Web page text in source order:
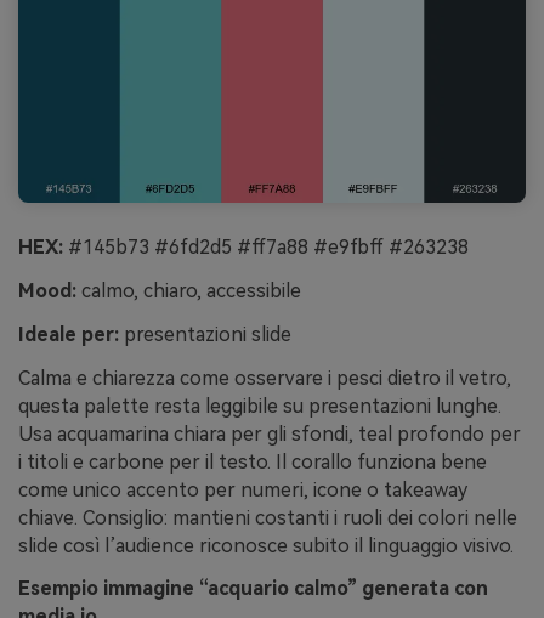
HEX: #145b73 #6fd2d5 #ff7a88 #e9fbff #263238
Mood: calmo, chiaro, accessibile
Ideale per: presentazioni slide
Calma e chiarezza come osservare i pesci dietro il vetro,
questa palette resta leggibile su presentazioni lunghe.
Usa acquamarina chiara per gli sfondi, teal profondo per
i titoli e carbone per il testo. Il corallo funziona bene
come unico accento per numeri, icone o takeaway
chiave. Consiglio: mantieni costanti i ruoli dei colori nelle
slide così l’audience riconosce subito il linguaggio visivo.
Esempio immagine “acquario calmo” generata con